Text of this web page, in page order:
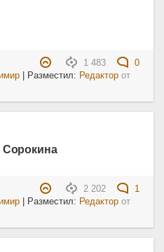
1 483
0
| Разместил: Редактор от
Сорокина
2 202
1
| Разместил: Редактор от